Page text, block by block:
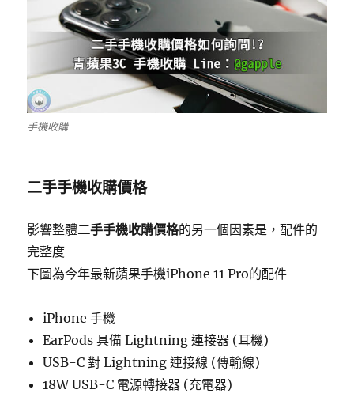
手機收購
二手手機收購價格
影響整體二手手機收購價格的另一個因素是，配件的
完整度
下圖為今年最新蘋果手機iPhone 11 Pro的配件
iPhone 手機
EarPods 具備 Lightning 連接器 (耳機)
USB-C 對 Lightning 連接線 (傳輸線)
18W USB-C 電源轉接器 (充電器)